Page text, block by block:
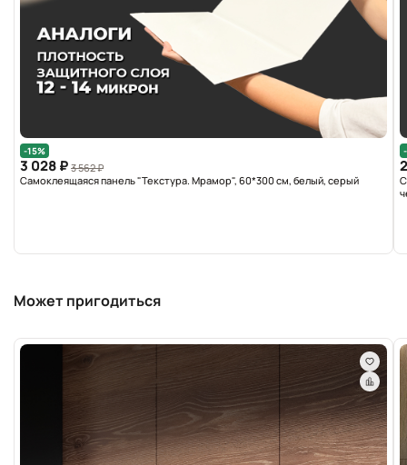
-15%
3 028 ₽ 3 562 ₽
Самоклеящаяся панель "Текстура. Мрамор", 60*300 см, белый, серый
Может пригодиться